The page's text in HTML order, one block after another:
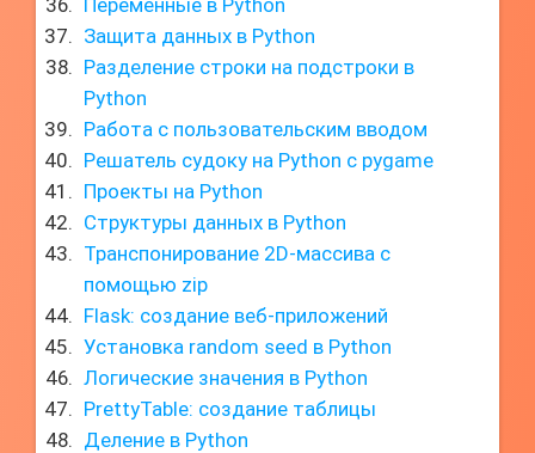
Переменные в Python
Защита данных в Python
Разделение строки на подстроки в
Python
Работа с пользовательским вводом
Решатель судоку на Python с pygame
Проекты на Python
Структуры данных в Python
Транспонирование 2D-массива с
помощью zip
Flask: создание веб-приложений
Установка random seed в Python
Логические значения в Python
PrettyTable: создание таблицы
Деление в Python